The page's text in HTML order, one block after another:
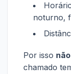
noturno,
Por isso
chamado